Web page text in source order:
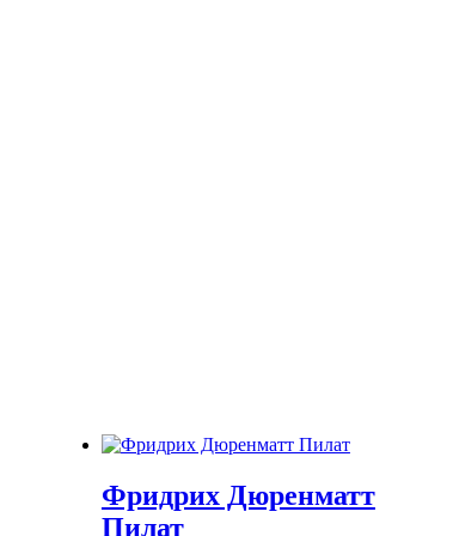
Фридрих Дюренматт
Пилат